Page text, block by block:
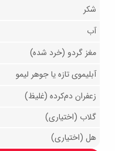
شکر
آب
مغز گردو (خرد شده)
آبلیموی تازه یا جوهر لیمو
زعفران دم‌کرده (غلیظ)
گلاب (اختیاری)
هل (اختیاری)